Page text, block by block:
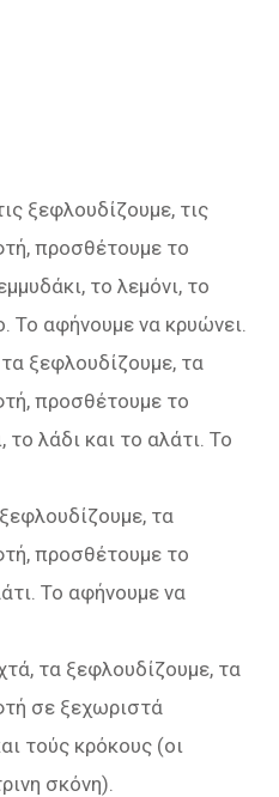
ξεφλουδίζουμε, τις
προσθέτουμε το
το λεμόνι, το
Το αφήνουμε να κρυώνει.
ξεφλουδίζουμε, τα
προσθέτουμε το
λάδι και το αλάτι. Το
τα
προσθέτουμε το
Το αφήνουμε να
τα ξεφλουδίζουμε, τα
σε ξεχωριστά
τούς κρόκους (οι
σκόνη).